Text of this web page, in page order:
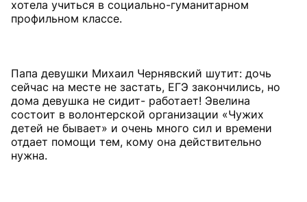
хотела учиться в социально-гуманитарном
профильном классе.
Папа девушки Михаил Чернявский шутит: дочь
сейчас на месте не застать, ЕГЭ закончились, но
дома девушка не сидит- работает! Эвелина
состоит в волонтерской организации «Чужих
детей не бывает» и очень много сил и времени
отдает помощи тем, кому она действительно
нужна.